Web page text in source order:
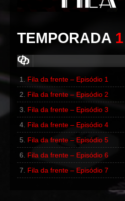
TEMPORADA 1
00:00 /
00:00
00:00
Fila da frente – Episódio 1
Fila da frente – Episódio 2
Fila da frente – Episódio 3
Fila da frente – Episódio 4
Fila da frente – Episódio 5
Fila da frente – Episódio 6
Fila da frente – Episódio 7